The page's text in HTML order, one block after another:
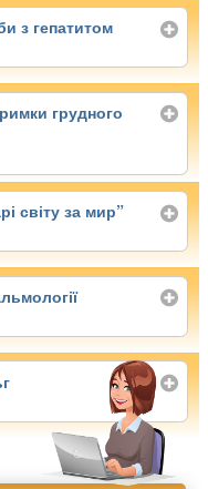
з гепатитом
грудного
світу за мир”